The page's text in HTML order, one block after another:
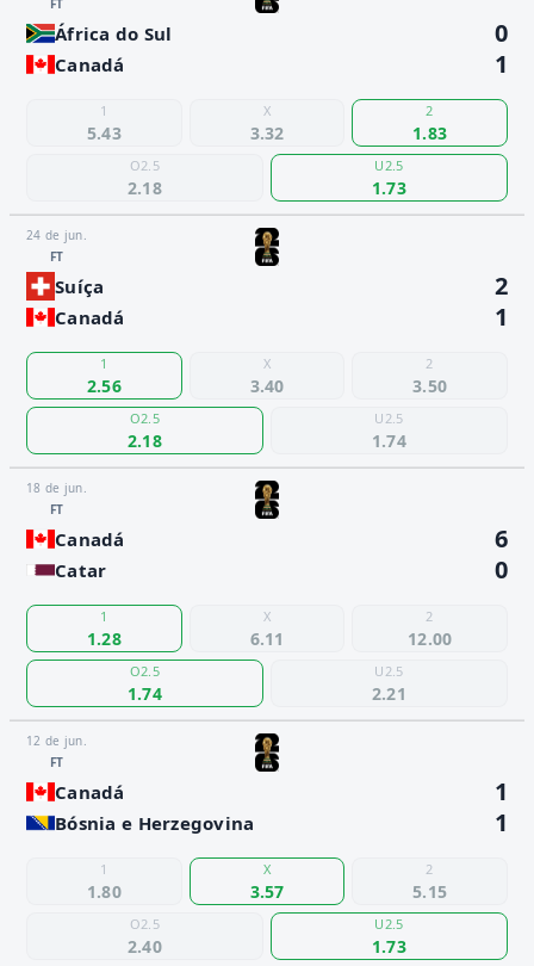
FT
África do Sul 0
Canadá 1
1
5.43
X
3.32
2
1.83
O2.5
2.18
U2.5
1.73
24 de jun.
FT
Suíça 2
Canadá 1
1
2.56
X
3.40
2
3.50
O2.5
2.18
U2.5
1.74
18 de jun.
FT
Canadá 6
Catar 0
1
1.28
X
6.11
2
12.00
O2.5
1.74
U2.5
2.21
12 de jun.
FT
Canadá 1
Bósnia e Herzegovina 1
1
1.80
X
3.57
2
5.15
O2.5
2.40
U2.5
1.73